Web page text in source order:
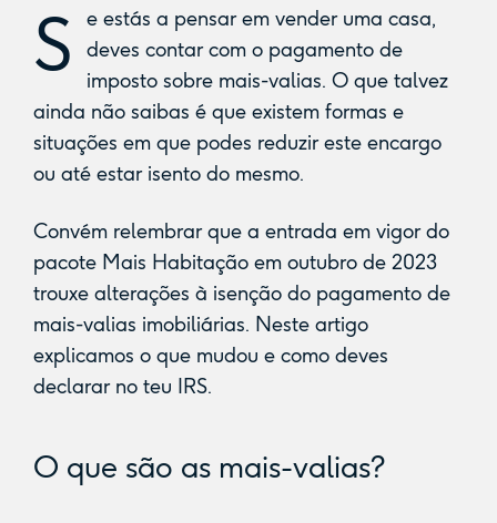
S
e estás a pensar em vender uma casa,
deves contar com o pagamento de
imposto sobre mais-valias. O que talvez
ainda não saibas é que existem formas e
situações em que podes reduzir este encargo
ou até estar isento do mesmo.
Convém relembrar que a entrada em vigor do
pacote Mais Habitação em outubro de 2023
trouxe alterações à isenção do pagamento de
mais-valias imobiliárias. Neste artigo
explicamos o que mudou e como deves
declarar no teu IRS.
O que são as mais-valias?